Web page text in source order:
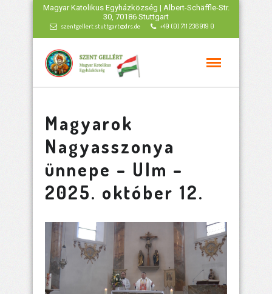
Magyar Katolikus Egyházközség | Albert-Schäffle-Str.
30, 70186 Stuttgart
szentgellert.stuttgart@drs.de +49 (0) 711 236 919 0
Magyarok
Nagyasszonya
ünnepe – Ulm –
2025. október 12.